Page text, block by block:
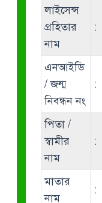
লাইসেন্স
গ্রহিতার
নাম
:
এনআইডি
/ জন্ম
নিবন্ধন নং
:
পিতা /
স্বামীর
নাম
:
মাতার
নাম
: